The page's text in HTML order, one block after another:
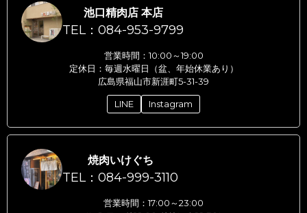
池口精肉店 本店
TEL：084-953-9799
営業時間：10:00～19:00
定休日：毎週水曜日（盆、年始休業あり）
広島県福山市新涯町5-31-39
LINE Instagram
焼肉いけぐち
TEL：084-999-3110
営業時間：17:00～23:00